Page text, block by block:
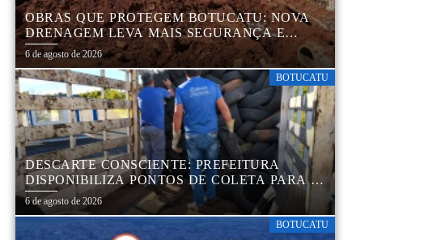
OBRAS QUE PROTEGEM BOTUCATU: NOVA
DRENAGEM LEVA MAIS SEGURANÇA E
TRANQUILIDADE AOS MORADORES DA
COHAB 5
6 de agosto de 2026
BOTUCATU
DESCARTE CONSCIENTE: PREFEITURA
DISPONIBILIZA PONTOS DE COLETA PARA O
DESCARTE AMBIENTALMENTE CORRETO DE
PNEUS, GARANTINDO DESTINAÇÃO
ADEQUADA E PRESERVAÇÃO AMBIENTAL
6 de agosto de 2026
BOTUCATU